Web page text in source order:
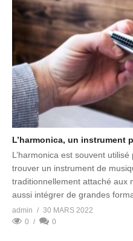
L’harmonica, un instrument
L’harmonica est souvent
trouver un instrument de
traditionnellement attaché aux
aussi intégrer de grandes
admin
30 MARS 2022
0
0